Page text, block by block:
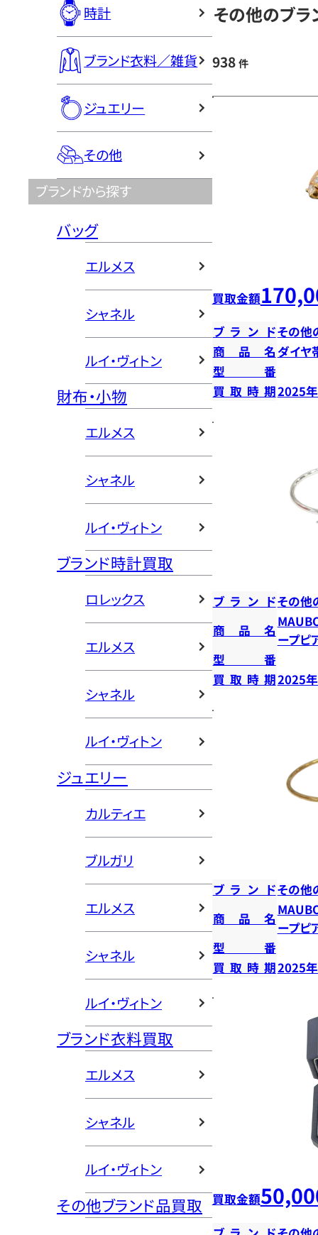
時計
ブランド衣料／雑貨
ジュエリー
その他
ブランドから探す
バッグ
エルメス
シャネル
ルイ・ヴィトン
財布・小物
エルメス
シャネル
ルイ・ヴィトン
ブランド時計買取
ロレックス
エルメス
シャネル
ルイ・ヴィトン
ジュエリー
カルティエ
ブルガリ
エルメス
シャネル
ルイ・ヴィトン
ブランド衣料買取
エルメス
シャネル
ルイ・ヴィトン
その他ブランド品買取
その他のブラ
938 件
買取金額
ブランドその他
商品名ダイヤ
型番
買取時期2025
ブランドその他
商品名
ープピ
型番
買取時期2025
ブランドその他
商品名
ープピ
型番
買取時期2025
買取金額